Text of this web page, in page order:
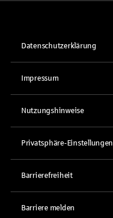
Datenschutzerklärung
Impressum
Nutzungshinweise
Privatsphäre-Einstellungen
Barrierefreiheit
Barriere melden